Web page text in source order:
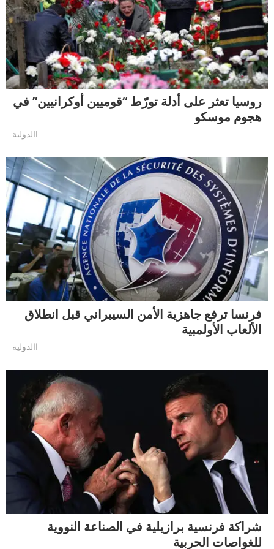
روسيا تعثر على أدلة تورّط “قوميين أوكرانيين” في
هجوم موسكو
االدولية
فرنسا ترفع جاهزية الأمن السيبراني قبل انطلاق
الألعاب الأولمبية
االدولية
شراكة فرنسية برازيلية في الصناعة النووية
للغواصات الحربية